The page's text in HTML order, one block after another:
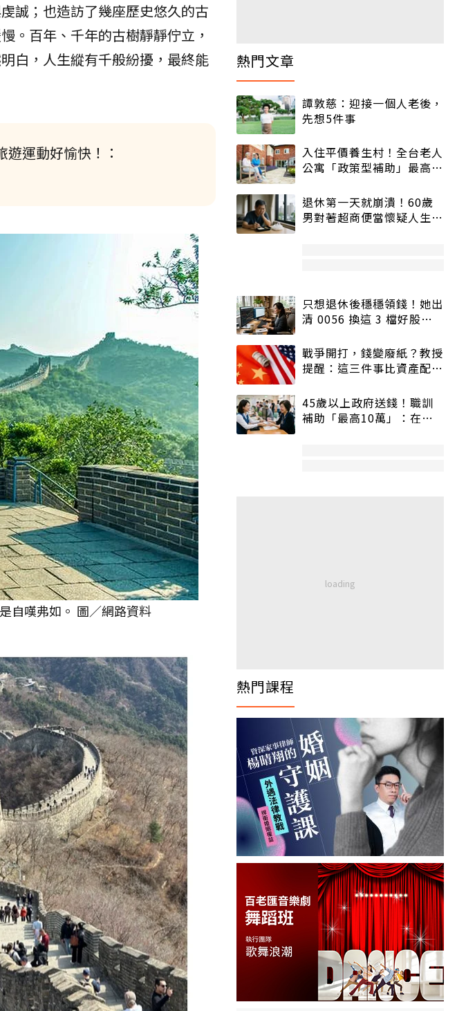
誠；也造訪了幾座歷史悠久的古
。百年、千年的古樹靜靜佇立，
白，人生縱有千般紛擾，最終能
運動好愉快！：
自嘆弗如。 圖／網路資料
熱門文章
譚敦慈：迎接一個人老後，
先想5件事
入住平價養生村！全台老人
公寓「政策型補助」最高打
退休第一天就崩潰！60歲
男對著超商便當懷疑人生
只想退休後穩穩領錢！她出
清 0056 換這 3 檔好股：
戰爭開打，錢變廢紙？教授
提醒：這三件事比資產配置
45歲以上政府送錢！職訓
補助「最高10萬」：在
熱門課程